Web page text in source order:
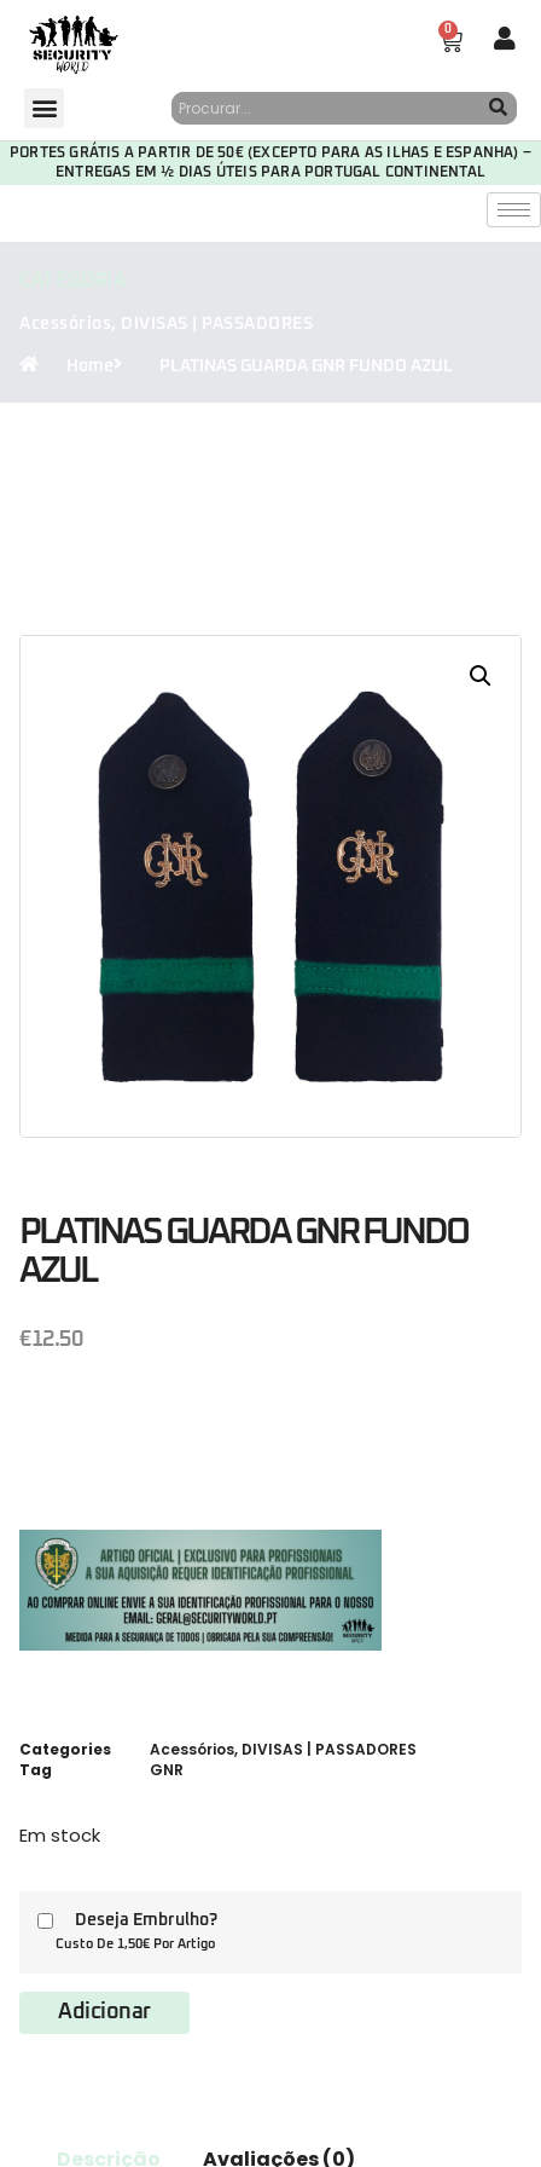
0
PORTES GRÁTIS A PARTIR DE 50€ (EXCEPTO PARA AS ILHAS E ESPANHA) –
ENTREGAS EM ½ DIAS ÚTEIS PARA PORTUGAL CONTINENTAL
Acessórios, DIVISAS | PASSADORES
Home PLATINAS GUARDA GNR FUNDO AZUL
PLATINAS GUARDA GNR FUNDO
AZUL
€12.50
Categories Acessórios, DIVISAS | PASSADORES
Tag
GNR
Em stock
Deseja Embrulho?
Custo De 1,50€ Por Artigo
Adicionar
Descrição Avaliações (0)